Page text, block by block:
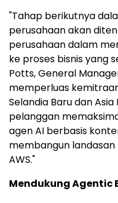
"Tahap berikutnya
perusahaan akan
perusahaan dalam
ke proses bisnis yang
Potts, General
memperluas
Selandia Baru dan
pelanggan
agen AI berbasis
membangun
AWS."
Mendukung Agentic